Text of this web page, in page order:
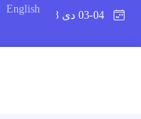
English